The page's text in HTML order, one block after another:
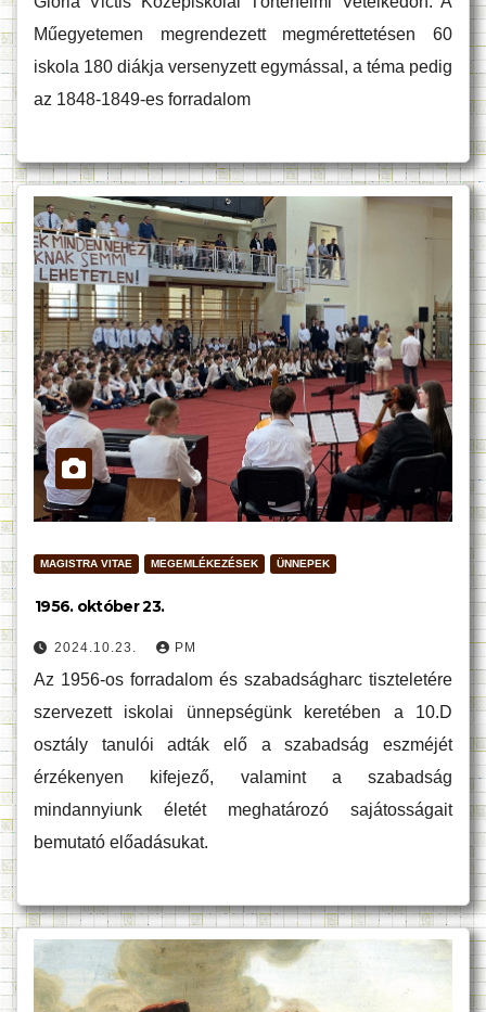
Műegyetemen megrendezett megmérettetésen 60
iskola 180 diákja versenyzett egymással, a téma pedig
az 1848-1849-es forradalom
MAGISTRA VITAE MEGEMLÉKEZÉSEK ÜNNEPEK
1956. október 23.
2024.10.23. PM
Az 1956-os forradalom és szabadságharc tiszteletére
szervezett iskolai ünnepségünk keretében a 10.D
osztály tanulói adták elő a szabadság eszméjét
érzékenyen kifejező, valamint a szabadság
mindannyiunk életét meghatározó sajátosságait
bemutató előadásukat.